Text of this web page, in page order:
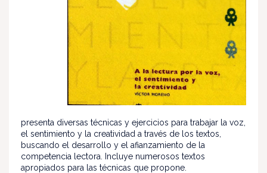
presenta diversas técnicas y ejercicios para trabajar la voz,
el sentimiento y la creatividad a través de los textos,
buscando el desarrollo y el afianzamiento de la
competencia lectora. Incluye numerosos textos
apropiados para las técnicas que propone.